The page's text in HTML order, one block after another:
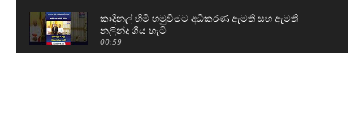
කාදිනල් හිමි හමුවීමට අධිකරණ ඇමති සහ ඇමති
නලින්ද ගිය හැටි
00:59